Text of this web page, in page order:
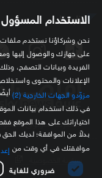
تابعنا
مصدرك الموثوق
سياسة الخصوصية
الاستخدام المسؤول
نحن وشركاؤنا نستخدم ملفات
الفريدة وبيانات التصفح،
الإعلانات والمحتوى
مزوّدو الجهات الخارجية (2)
في ذلك استخدام بيانات
اختياراتك على هذا الموقع
بدلاً من الموافقة؛ لديك
موافقتك في أي وقت من
ضروري للغاية